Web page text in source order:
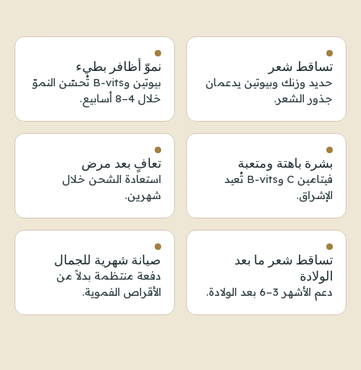
تساقط شعر
حديد وزنك وبيوتين يدعمان
جذور الشعر.
نموّ أظافر بطيء
بيوتين وB-vits تُحسّن النموّ
خلال 4–8 أسابيع.
بشرة باهتة ومتعبة
فيتامين C وB-vits تُعيد
الإشراق.
تعافٍ بعد مرض
استعادة الشحن خلال
شهرين.
تساقط شعر ما بعد
الولادة
دعم الأشهر 3–6 بعد الولادة.
صيانة شهرية للجمال
دفعة منتظمة بدلاً من
الأقراص الفموية.